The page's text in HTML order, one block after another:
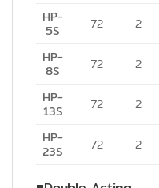
HP-
5S 72 2
HP-
8S 72 2
HP-
13S 72 2
HP-
23S 72 2